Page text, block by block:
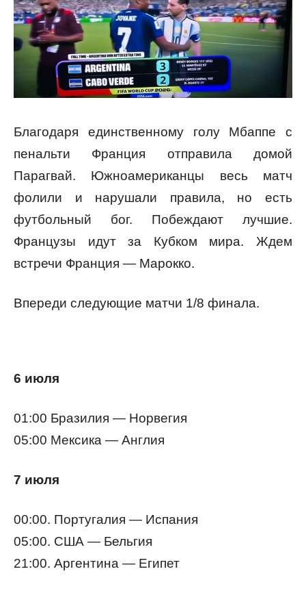
Благодаря единственному голу Мбаппе с
пенальти Франция отправила домой
Парагвай. Южноамериканцы весь матч
фолили и нарушали правила, но есть
футбольный бог. Побеждают лучшие.
Французы идут за Кубком мира. Ждем
встречи Франция — Марокко.
Впереди следующие матчи 1/8 финала.
6 июля
01:00 Бразилия — Норвегия
05:00 Мексика — Англия
7 июля
00:00. Португалия — Испания
05:00. США — Бельгия
21:00. Аргентина — Египет